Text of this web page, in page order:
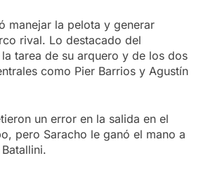
manejar la pelota y generar
rival. Lo destacado del
tarea de su arquero y de los dos
como Pier Barrios y Agustín
un error en la salida en el
pero Saracho le ganó el mano a